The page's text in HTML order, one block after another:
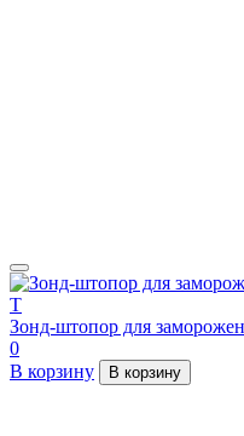
Зонд-штопор для
0
В корзину
В корзину